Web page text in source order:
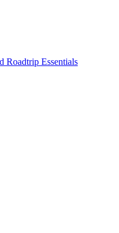
Roadtrip Essentials